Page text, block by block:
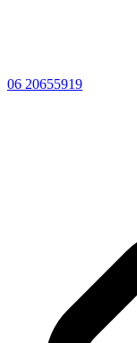
06 20655919